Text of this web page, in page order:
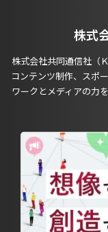
株式
株式会社共同通信社（
コンテンツ制作、スポ
ワークとメディアの力